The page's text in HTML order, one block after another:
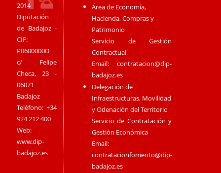
2014
Diputación
de Badajoz -
CIF:
P0600000D
c/ Felipe
Checa, 23 -
06071
Badajoz
Teléfono: +34
924 212 400
Web:
www.dip-
badajoz.es
Área de Economía,
Hacienda, Compras y
Patrimonio
Servicio de Gestión
Contractual
Email:contratacion@dip-
badajoz.es
Delegación de
Infraestructuras, Movilidad
y Odenación del Territorio
Servicio de Contratación y
Gestión Económica
Email:
contratacionfomento@dip-
badajoz.es